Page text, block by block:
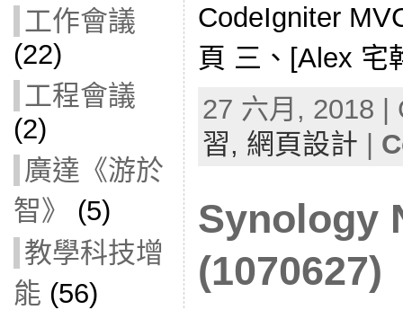
工作會議
(22)
工程會議
(2)
廣達《游於
智》
(5)
教學科技增
能 (56)
CodeIgniter
頁 三、[Alex
27 六月, 2018
習, 網頁設計 |
Synology
(1070627)